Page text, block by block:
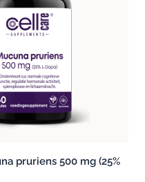
pruriens 500 mg (25%